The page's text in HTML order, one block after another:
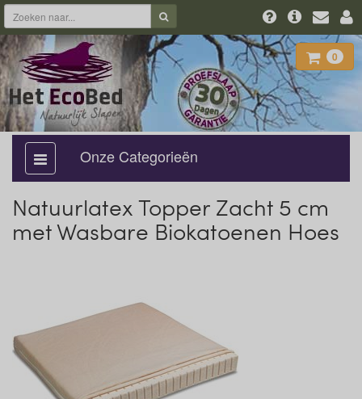
0
categorie
aan,
Onze Categorieën
Natuurlatex Topper Zacht 5 cm
met Wasbare Biokatoenen Hoes